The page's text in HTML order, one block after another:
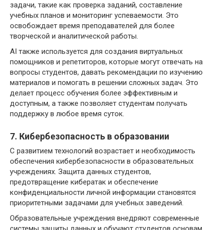
задачи, такие как проверка заданий, составление
учебных планов и мониторинг успеваемости. Это
освобождает время преподавателей для более
творческой и аналитической работы.
AI также используется для создания виртуальных
помощников и репетиторов, которые могут отвечать на
вопросы студентов, давать рекомендации по изучению
материалов и помогать в решении сложных задач. Это
делает процесс обучения более эффективным и
доступным, а также позволяет студентам получать
поддержку в любое время суток.
7. Кибербезопасность в образовании
С развитием технологий возрастает и необходимость
обеспечения кибербезопасности в образовательных
учреждениях. Защита данных студентов,
предотвращение кибератак и обеспечение
конфиденциальности личной информации становятся
приоритетными задачами для учебных заведений.
Образовательные учреждения внедряют современные